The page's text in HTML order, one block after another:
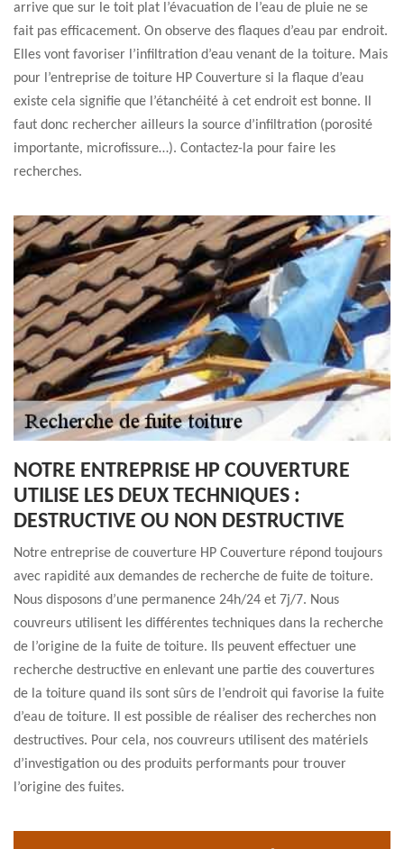
arrive que sur le toit plat l’évacuation de l’eau de pluie ne se
fait pas efficacement. On observe des flaques d’eau par endroit.
Elles vont favoriser l’infiltration d’eau venant de la toiture. Mais
pour l’entreprise de toiture HP Couverture si la flaque d’eau
existe cela signifie que l’étanchéité à cet endroit est bonne. Il
faut donc rechercher ailleurs la source d’infiltration (porosité
importante, microfissure…). Contactez-la pour faire les
recherches.
NOTRE ENTREPRISE HP COUVERTURE
UTILISE LES DEUX TECHNIQUES :
DESTRUCTIVE OU NON DESTRUCTIVE
Notre entreprise de couverture HP Couverture répond toujours
avec rapidité aux demandes de recherche de fuite de toiture.
Nous disposons d’une permanence 24h/24 et 7j/7. Nous
couvreurs utilisent les différentes techniques dans la recherche
de l’origine de la fuite de toiture. Ils peuvent effectuer une
recherche destructive en enlevant une partie des couvertures
de la toiture quand ils sont sûrs de l’endroit qui favorise la fuite
d’eau de toiture. Il est possible de réaliser des recherches non
destructives. Pour cela, nos couvreurs utilisent des matériels
d’investigation ou des produits performants pour trouver
l’origine des fuites.